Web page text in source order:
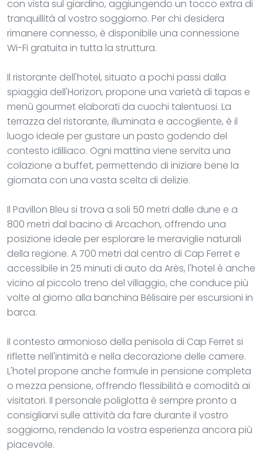
con vista sul giardino, aggiungendo un tocco extra di
tranquillità al vostro soggiorno. Per chi desidera
rimanere connesso, è disponibile una connessione
Wi-Fi gratuita in tutta la struttura.
Il ristorante dell'hotel, situato a pochi passi dalla
spiaggia dell'Horizon, propone una varietà di tapas e
menù gourmet elaborati da cuochi talentuosi. La
terrazza del ristorante, illuminata e accogliente, è il
luogo ideale per gustare un pasto godendo del
contesto idilliaco. Ogni mattina viene servita una
colazione a buffet, permettendo di iniziare bene la
giornata con una vasta scelta di delizie.
Il Pavillon Bleu si trova a soli 50 metri dalle dune e a
800 metri dal bacino di Arcachon, offrendo una
posizione ideale per esplorare le meraviglie naturali
della regione. A 700 metri dal centro di Cap Ferret e
accessibile in 25 minuti di auto da Arès, l'hotel è anche
vicino al piccolo treno del villaggio, che conduce più
volte al giorno alla banchina Bélisaire per escursioni in
barca.
Il contesto armonioso della penisola di Cap Ferret si
riflette nell'intimità e nella decorazione delle camere.
L'hotel propone anche formule in pensione completa
o mezza pensione, offrendo flessibilità e comodità ai
visitatori. Il personale poliglotta è sempre pronto a
consigliarvi sulle attività da fare durante il vostro
soggiorno, rendendo la vostra esperienza ancora più
piacevole.